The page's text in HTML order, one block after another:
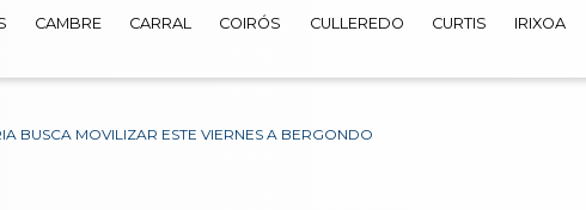
CAMBRE CARRAL COIRÓS CULLEREDO CURTIS IRIXOA
BUSCA MOVILIZAR ESTE VIERNES A BERGONDO